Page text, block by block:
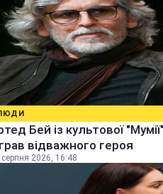
Бей із культової
відважного героя
серпня 2026, 16:48